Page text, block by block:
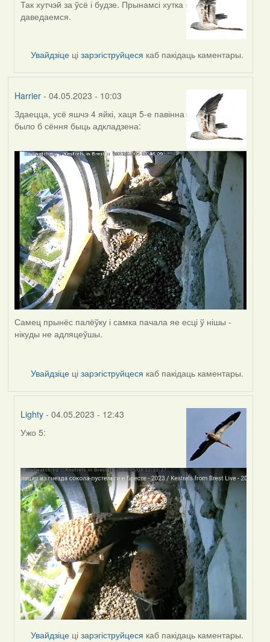
In
reply
ZNR
Так хутчэй за ўсё і будзе. Прынамсі хутка
даведаемся.
Увайдзіце цізарэгіструйцеся каб пакідаць каментары.
Harrier- 04.05.2023 - 10:03
Здаецца, усё яшчэ 4 яйкі, хаця 5-е павінна
было б сёння быць адкладзена:
Самец прынёс палёўку і самка пачала яе есці ў нішы -
нікуды не адляцеўшы.
Увайдзіце цізарэгіструйцеся каб пакідаць каментары.
Lighty - 04.05.2023 - 12:43
In
by
Harrier
Ужо 5:
Увайдзіце цізарэгіструйцеся каб пакідаць каментары.